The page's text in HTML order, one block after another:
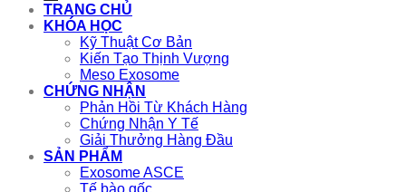
TRANG CHỦ
KHÓA HỌC
Kỹ Thuật Cơ Bản
Kiến Tạo Thịnh Vượng
Meso Exosome
CHỨNG NHẬN
Phản Hồi Từ Khách Hàng
Chứng Nhận Y Tế
Giải Thưởng Hàng Đầu
SẢN PHẨM
Exosome ASCE
Tế bào gốc